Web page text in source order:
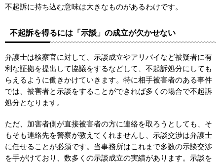
不起訴に持ち込む意味は大きなものがあるわけです。
不起訴を得るには「示談」の成立が欠かせない
弁護士は検察官に対して、示談成立やアリバイなど被疑者に有
利な証拠を提出して協議をするなどして、不起訴処分にしても
らえるように働きかけていきます。特に相手被害者のある事件
では、被害者と示談をすることができれば多くの場合で不起訴
処分となります。
ただ、加害者側が直接被害者の方に連絡を取ろうとしても、そ
もそも連絡先を警察が教えてくれませんし、示談交渉は弁護士
に任せることが必須です。当事務所はこれまで多数の示談交渉
を手がけており、数多くの示談成立の実績があります。示談を